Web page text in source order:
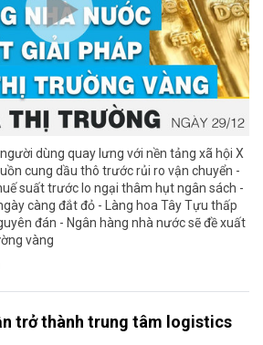
dùng quay lưng với nền tảng xã hội X
cung dầu thô trước rủi ro vận chuyển -
suất trước lo ngại thâm hụt ngân sách -
càng đắt đỏ - Làng hoa Tây Tựu thấp
đán - Ngân hàng nhà nước sẽ đề xuất
vàng
trở thành trung tâm logistics